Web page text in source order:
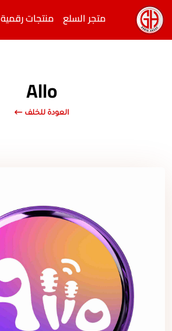
متجر السلع منتجات رقمية
Allo
العودة للخلف